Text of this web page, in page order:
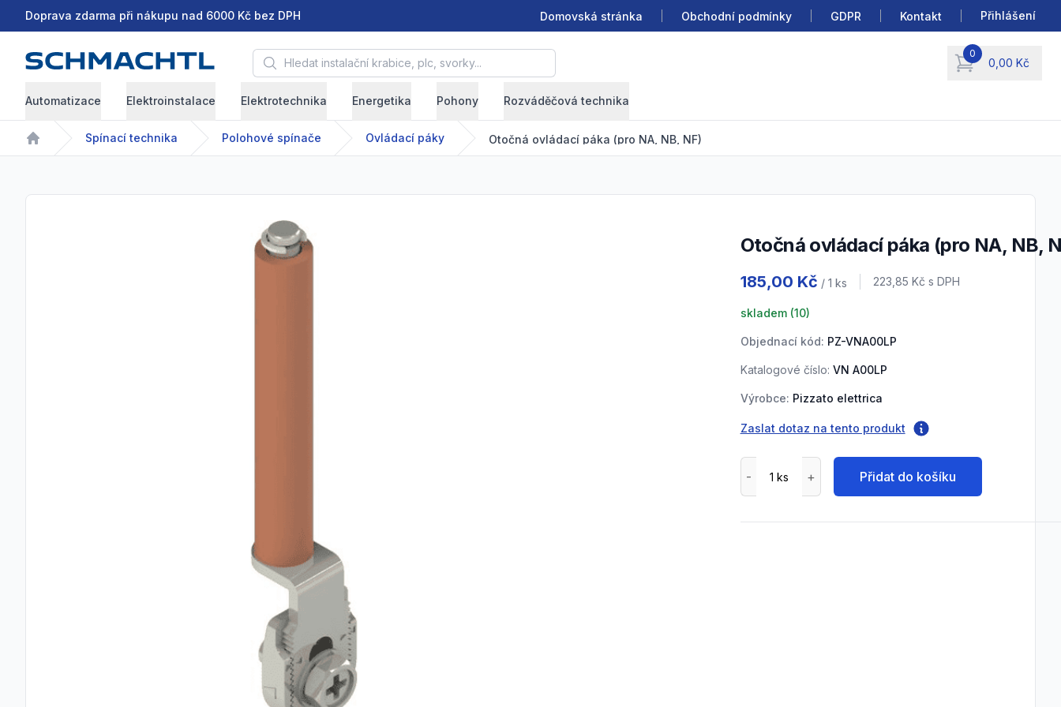
Doprava zdarma při nákupu nad 6000 Kč bez DPH Domovská stránka Obchodní podmínky GDPR Kontakt Přihlášení
Hledat instalační krabice, plc, svorky... 0
0,00 Kč
items in cart, view
Automatizace Elektroinstalace Elektrotechnika Energetika Pohony Rozváděčová technika
Home
Spínací technika Polohové spínače Ovládací páky Otočná ovládací páka (pro NA, NB, NF)
Otočná ovládací páka (pro NA, NB,
185,00 Kč / 1 ks Cena s DPH
223,85 Kč s DPH
skladem (10)
Objednací kód: PZ-VNA00LP
Katalogové číslo: VN A00LP
Výrobce: Pizzato elettrica
Zaslat dotaz na tento produkt
Přidat do košíku